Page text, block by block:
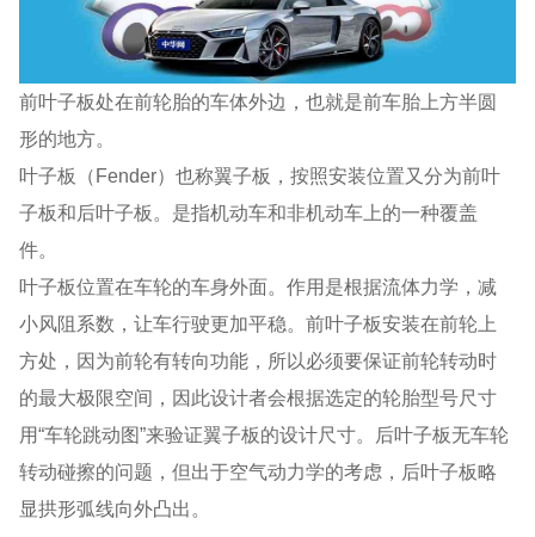
前叶子板处在前轮胎的车体外边，也就是前车胎上方半圆
形的地方。
叶子板（Fender）也称翼子板，按照安装位置又分为前叶
子板和后叶子板。是指机动车和非机动车上的一种覆盖
件。
叶子板位置在车轮的车身外面。作用是根据流体力学，减
小风阻系数，让车行驶更加平稳。前叶子板安装在前轮上
方处，因为前轮有转向功能，所以必须要保证前轮转动时
的最大极限空间，因此设计者会根据选定的轮胎型号尺寸
用“车轮跳动图”来验证翼子板的设计尺寸。后叶子板无车轮
转动碰擦的问题，但出于空气动力学的考虑，后叶子板略
显拱形弧线向外凸出。